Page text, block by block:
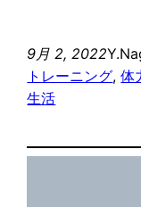
9月 2, 2022
トレーニング, 体
生活